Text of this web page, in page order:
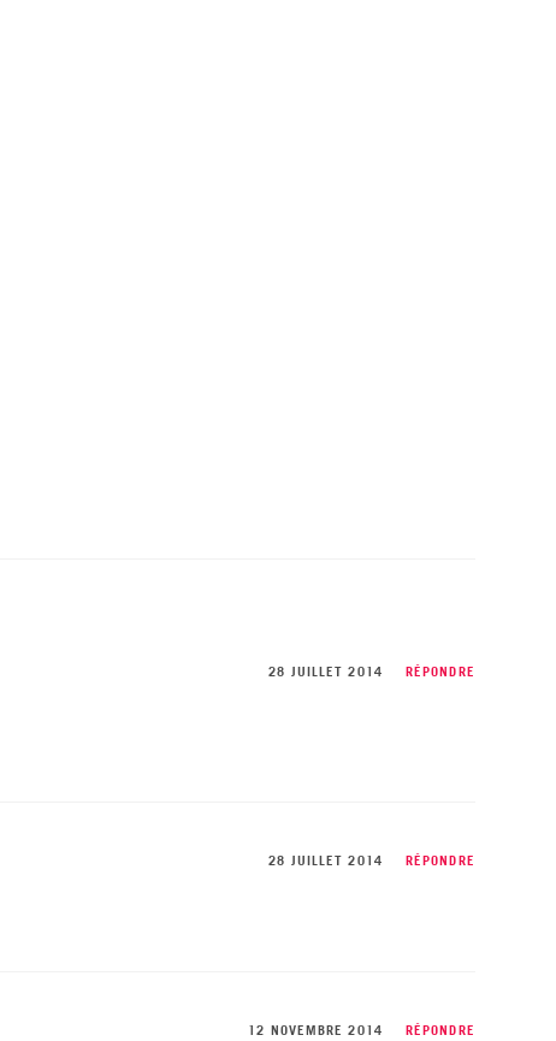
28 JUILLET 2014 RÉPONDRE
28 JUILLET 2014 RÉPONDRE
12 NOVEMBRE 2014 RÉPONDRE